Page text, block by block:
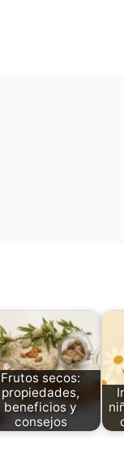
Frutos secos:
propiedades,
beneficios y
consejos